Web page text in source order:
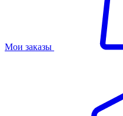
Мои заказы